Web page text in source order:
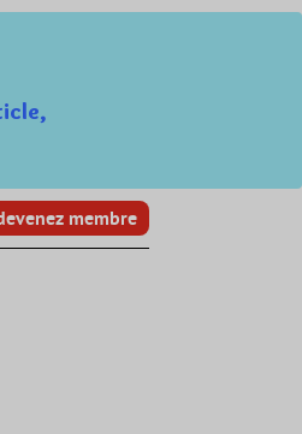
membre